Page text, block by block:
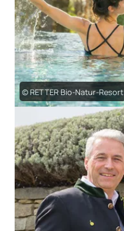
© RETTER Bio-Natur-Resort